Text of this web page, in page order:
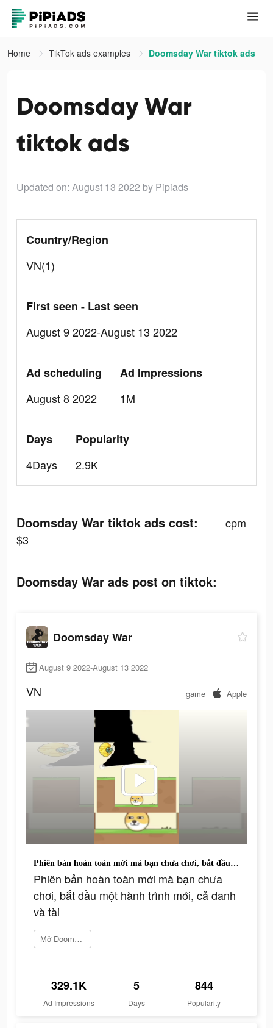
Home TikTok ads examples Doomsday War tiktok ads
Doomsday War
tiktok ads
Updated on: August 13 2022 by Pipiads
Country/Region
VN(1)
First seen - Last seen
August 9 2022-August 13 2022
Ad scheduling
August 8 2022
Ad Impressions
1M
Days
4Days
Popularity
2.9K
Doomsday War tiktok ads cost:
cpm
$3
Doomsday War ads post on tiktok:
Doomsday War
August 9 2022-August 13 2022
VN game Apple
Phiên bản hoàn toàn mới mà bạn chưa chơi, bắt đầu một hành trình mới, cả danh và tài
Phiên bản hoàn toàn mới mà bạn chưa
chơi, bắt đầu một hành trình mới, cả danh
và tài
Mở Doomsday War ngay
329.1K
Ad Impressions
5
Days
844
Popularity